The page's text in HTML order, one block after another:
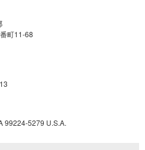
町11-68
99224-5279 U.S.A.